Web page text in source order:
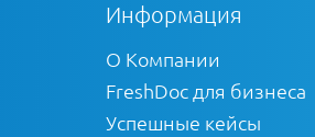
Информация
О Компании
FreshDoc для бизнеса
Успешные кейсы